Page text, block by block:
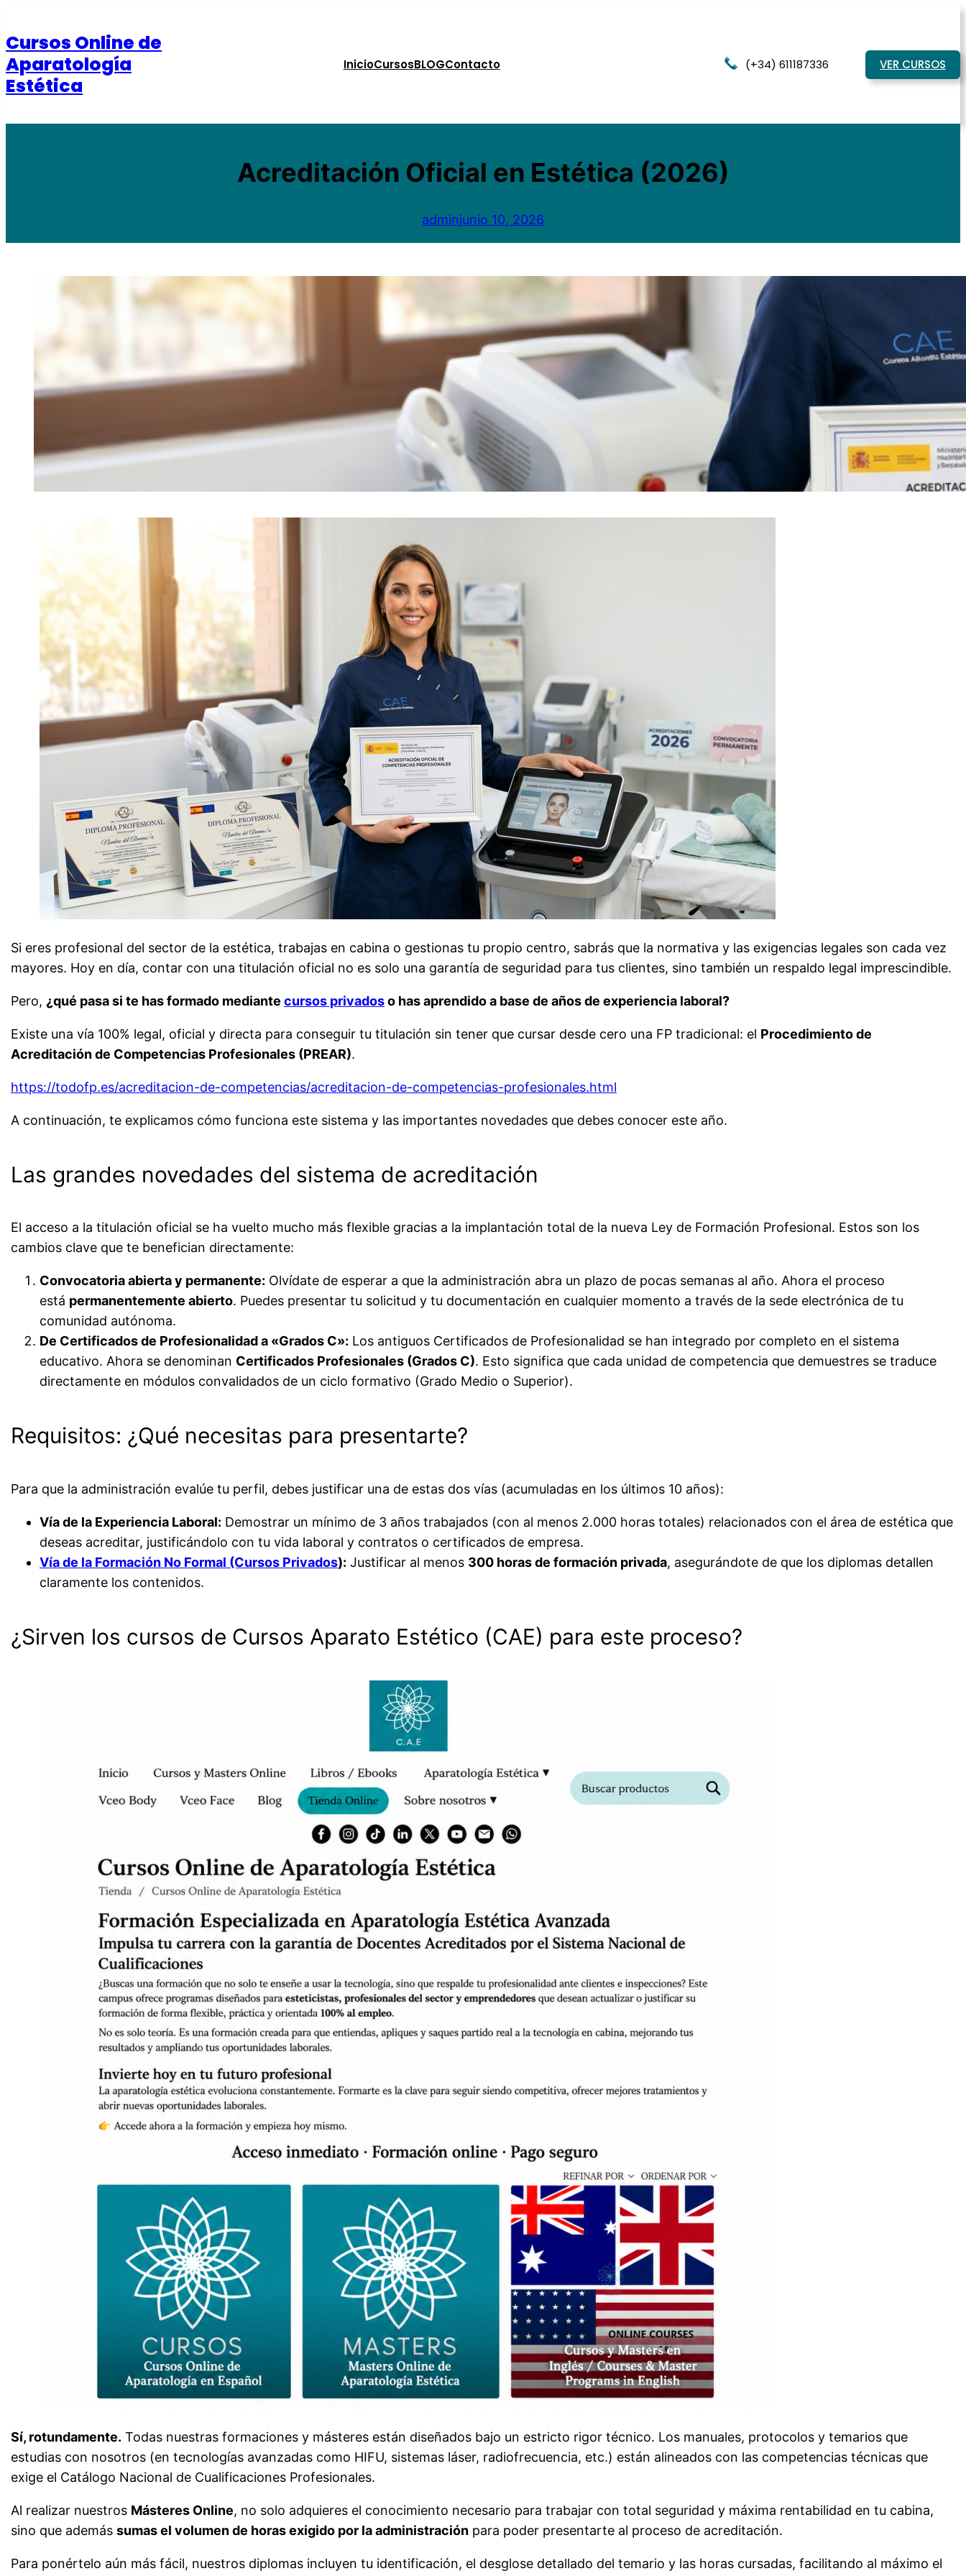
al
contenido
Cursos Online de
Aparatología
Estética
InicioCursosBLOGContacto (+34) 611187336 VER CURSOS
Acreditación Oficial en Estética (2026)
adminjunio 10, 2026
Si eres profesional del sector de la estética, trabajas en cabina o gestionas tu propio centro, sabrás que la normativa y las exigencias legales son cada vez
mayores. Hoy en día, contar con una titulación oficial no es solo una garantía de seguridad para tus clientes, sino también un respaldo legal imprescindible.
Pero, ¿qué pasa si te has formado mediantecursos privadoso has aprendido a base de años de experiencia laboral?
Existe una vía 100% legal, oficial y directa para conseguir tu titulación sin tener que cursar desde cero una FP tradicional: el Procedimiento de
Acreditación de Competencias Profesionales (PREAR).
https://todofp.es/acreditacion-de-competencias/acreditacion-de-competencias-profesionales.html
A continuación, te explicamos cómo funciona este sistema y las importantes novedades que debes conocer este año.
Las grandes novedades del sistema de acreditación
El acceso a la titulación oficial se ha vuelto mucho más flexible gracias a la implantación total de la nueva Ley de Formación Profesional. Estos son los
cambios clave que te benefician directamente:
Convocatoria abierta y permanente: Olvídate de esperar a que la administración abra un plazo de pocas semanas al año. Ahora el proceso
está permanentemente abierto. Puedes presentar tu solicitud y tu documentación en cualquier momento a través de la sede electrónica de tu
comunidad autónoma.
De Certificados de Profesionalidad a «Grados C»: Los antiguos Certificados de Profesionalidad se han integrado por completo en el sistema
educativo. Ahora se denominan Certificados Profesionales (Grados C). Esto significa que cada unidad de competencia que demuestres se traduce
directamente en módulos convalidados de un ciclo formativo (Grado Medio o Superior).
Requisitos: ¿Qué necesitas para presentarte?
Para que la administración evalúe tu perfil, debes justificar una de estas dos vías (acumuladas en los últimos 10 años):
Vía de la Experiencia Laboral: Demostrar un mínimo de 3 años trabajados (con al menos 2.000 horas totales) relacionados con el área de estética que
deseas acreditar, justificándolo con tu vida laboral y contratos o certificados de empresa.
Vía de la Formación No Formal (Cursos Privados): Justificar al menos 300 horas de formación privada, asegurándote de que los diplomas detallen
claramente los contenidos.
¿Sirven los cursos de Cursos Aparato Estético (CAE) para este proceso?
Sí, rotundamente. Todas nuestras formaciones y másteres están diseñados bajo un estricto rigor técnico. Los manuales, protocolos y temarios que
estudias con nosotros (en tecnologías avanzadas como HIFU, sistemas láser, radiofrecuencia, etc.) están alineados con las competencias técnicas que
exige el Catálogo Nacional de Cualificaciones Profesionales.
Al realizar nuestros Másteres Online, no solo adquieres el conocimiento necesario para trabajar con total seguridad y máxima rentabilidad en tu cabina,
sino que ademássumas el volumen de horas exigido por la administración para poder presentarte al proceso de acreditación.
Para ponértelo aún más fácil, nuestros diplomas incluyen tu identificación, el desglose detallado del temario y las horas cursadas, facilitando al máximo el